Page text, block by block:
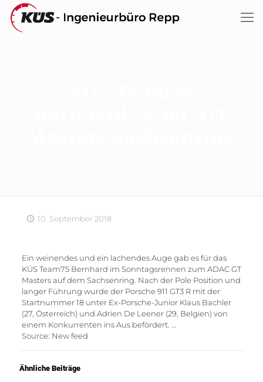
10. September 2018
Ein weinendes und ein lachendes Auge gab es für das
KÜS Team75 Bernhard im Sonntagsrennen zum ADAC GT
Masters auf dem Sachsenring. Nach der Pole Position und
langer Führung wurde der Porsche 911 GT3 R mit der
Startnummer 18 unter Ex-Porsche-Junior Klaus Bachler
(27, Österreich) und Adrien De Leener (29, Belgien) von
einem Konkurrenten ins Aus befördert. …
Source: New feed
Ähnliche Beiträge